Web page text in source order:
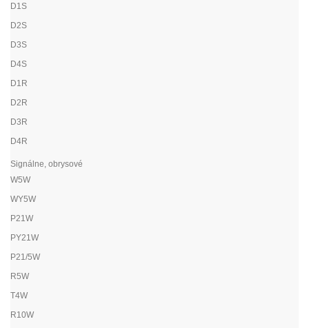
D1S
D2S
D3S
D4S
D1R
D2R
D3R
D4R
Signálne, obrysové
W5W
WY5W
P21W
PY21W
P21/5W
R5W
T4W
R10W